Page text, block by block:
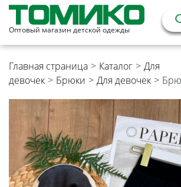
Оптовый магазин детской одежды
Главная страница > Каталог > Для
девочек > Брюки > Для девочек >